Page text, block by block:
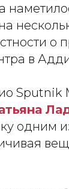
о
в
Sputnik
одним